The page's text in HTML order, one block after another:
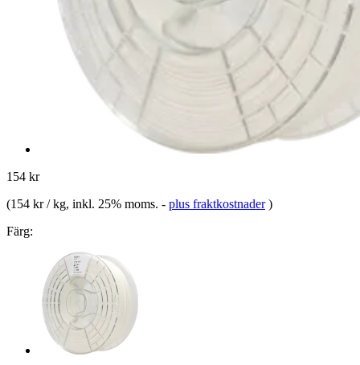
154 kr
(154 kr / kg, inkl. 25% moms. - plus fraktkostnader )
Färg: